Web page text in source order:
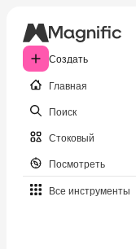
Создать
Главная
Поиск
Стоковый
Посмотреть
Все инструменты